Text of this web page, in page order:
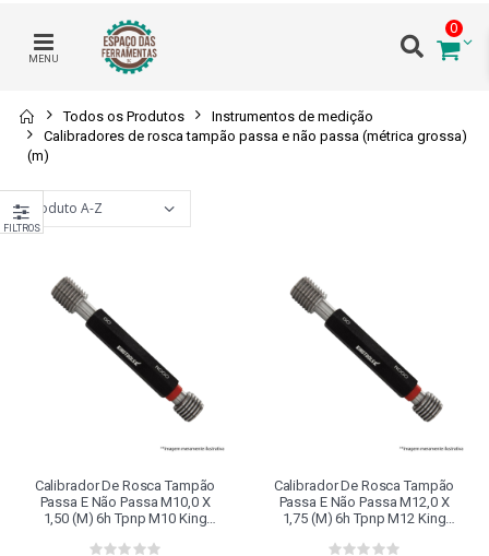
MENU
0
Todos os Produtos
Instrumentos de medição
Calibradores de rosca tampão passa e não passa (métrica grossa)
(m)
Calibrador De Rosca Tampão
Passa E Não Passa M10,0 X
1,50 (m) 6h Tpnp M10 King
Calibrador De Rosca Tampão
Passa E Não Passa M12,0 X
1,75 (m) 6h Tpnp M12 King
FILTROS